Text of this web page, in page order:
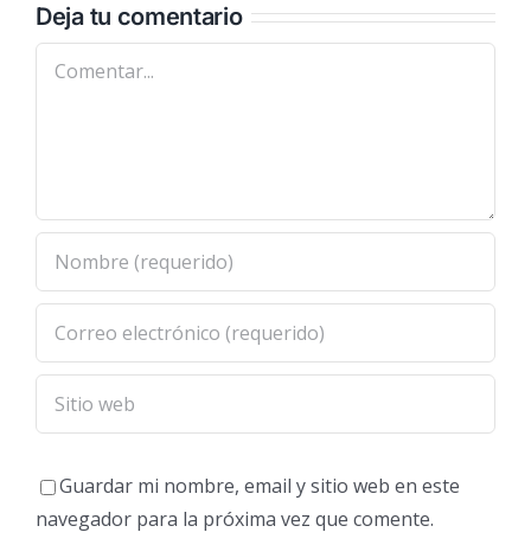
Deja tu comentario
Comentar
Guardar mi nombre, email y sitio web en este
navegador para la próxima vez que comente.